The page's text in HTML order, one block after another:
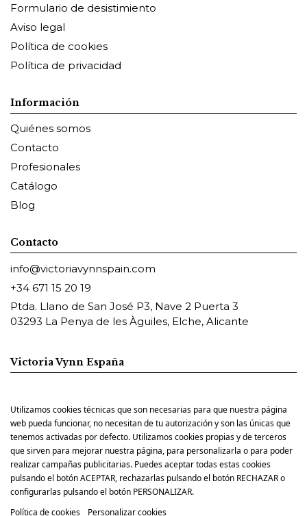
Formulario de desistimiento
Aviso legal
Política de cookies
Política de privacidad
Información
Quiénes somos
Contacto
Profesionales
Catálogo
Blog
Contacto
info@victoriavynnspain.com
+34 671 15 20 19
Ptda. Llano de San José P3, Nave 2 Puerta 3
03293 La Penya de les Àguiles, Elche, Alicante
Victoria Vynn España
Pharm Foot España
Utilizamos cookies técnicas que son necesarias para que nuestra página
web pueda funcionar, no necesitan de tu autorización y son las únicas que
tenemos activadas por defecto. Utilizamos cookies propias y de terceros
que sirven para mejorar nuestra página, para personalizarla o para poder
realizar campañas publicitarias. Puedes aceptar todas estas cookies
pulsando el botón ACEPTAR, rechazarlas pulsando el botón RECHAZAR o
configurarlas pulsando el botón PERSONALIZAR.
Política de cookies
Personalizar cookies